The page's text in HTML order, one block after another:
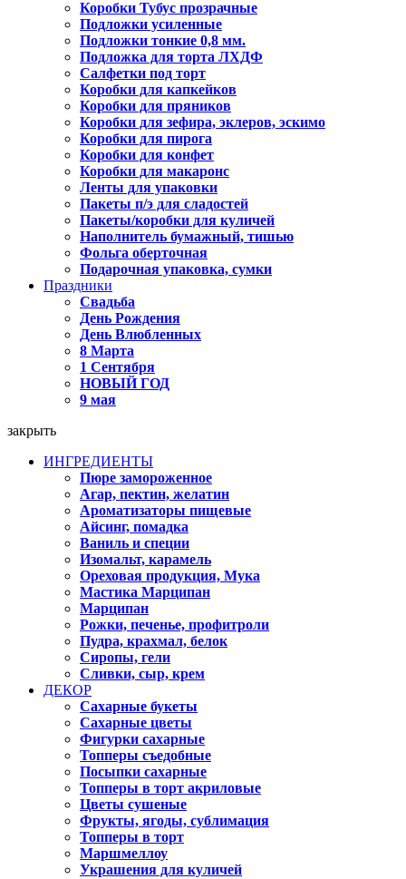
Коробки Тубус прозрачные
Подложки усиленные
Подложки тонкие 0,8 мм.
Подложка для торта ЛХДФ
Салфетки под торт
Коробки для капкейков
Коробки для пряников
Коробки для зефира, эклеров, эскимо
Коробки для пирога
Коробки для конфет
Коробки для макаронс
Ленты для упаковки
Пакеты п/э для сладостей
Пакеты/коробки для куличей
Наполнитель бумажный, тишью
Фольга оберточная
Подарочная упаковка, сумки
Праздники
Свадьба
День Рождения
День Влюбленных
8 Марта
1 Сентября
НОВЫЙ ГОД
9 мая
закрыть
ИНГРЕДИЕНТЫ
Пюре замороженное
Агар, пектин, желатин
Ароматизаторы пищевые
Айсинг, помадка
Ваниль и специи
Изомальт, карамель
Ореховая продукция, Мука
Мастика Марципан
Марципан
Рожки, печенье, профитроли
Пудра, крахмал, белок
Сиропы, гели
Сливки, сыр, крем
ДЕКОР
Сахарные букеты
Сахарные цветы
Фигурки сахарные
Топперы съедобные
Посыпки сахарные
Топперы в торт акриловые
Цветы сушеные
Фрукты, ягоды, сублимация
Топперы в торт
Маршмеллоу
Украшения для куличей